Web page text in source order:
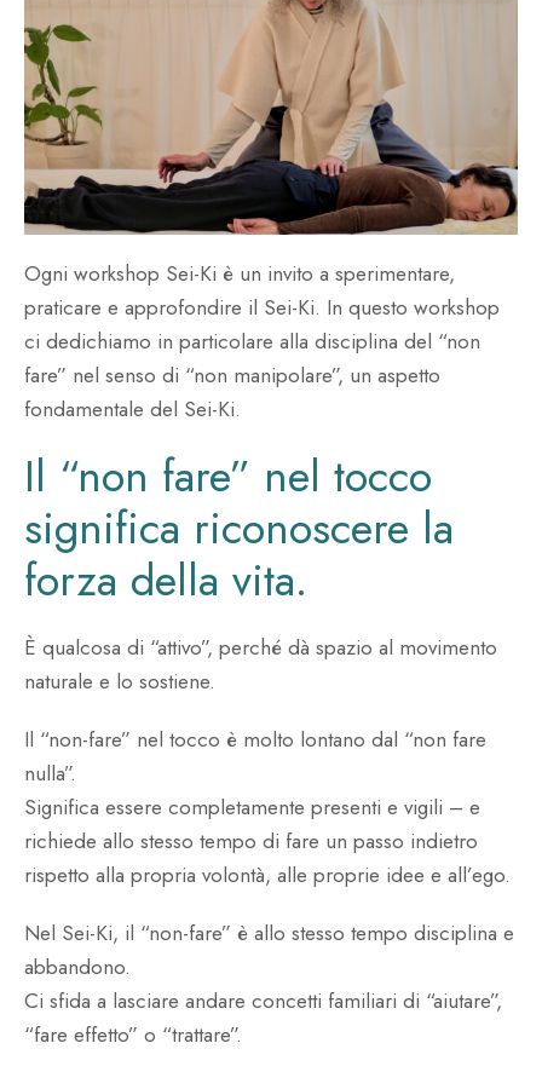
Ogni workshop Sei-Ki è un invito a sperimentare,
praticare e approfondire il Sei-Ki. In questo workshop
ci dedichiamo in particolare alla disciplina del “non
fare” nel senso di “non manipolare”, un aspetto
fondamentale del Sei-Ki.
Il “non fare” nel tocco
significa riconoscere la
forza della vita.
È qualcosa di “attivo”, perché dà spazio al movimento
naturale e lo sostiene.
Il “non-fare” nel tocco è molto lontano dal “non fare
nulla”.
Significa essere completamente presenti e vigili – e
richiede allo stesso tempo di fare un passo indietro
rispetto alla propria volontà, alle proprie idee e all’ego.
Nel Sei-Ki, il “non-fare” è allo stesso tempo disciplina e
abbandono.
Ci sfida a lasciare andare concetti familiari di “aiutare”,
“fare effetto” o “trattare”.